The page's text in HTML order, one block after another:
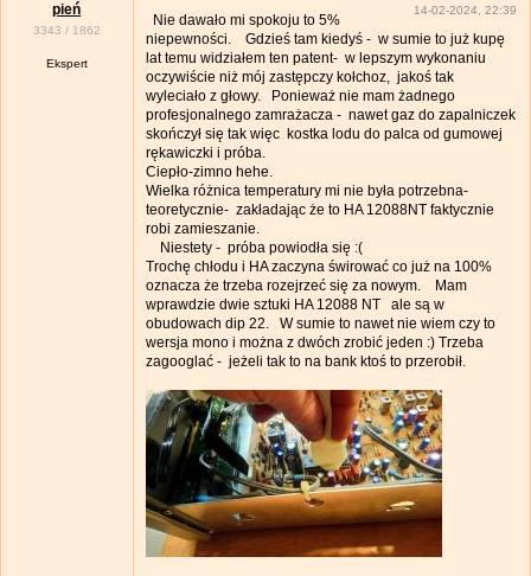
pień
3343 / 1862
Ekspert
14-02-2024, 22:39
Nie dawało mi spokoju to 5%
niepewności. Gdzieś tam kiedyś - w sumie to już kupę
lat temu widziałem ten patent- w lepszym wykonaniu
oczywiście niż mój zastępczy kołchoz, jakoś tak
wyleciało z głowy. Ponieważ nie mam żadnego
profesjonalnego zamrażacza - nawet gaz do zapalniczek
skończył się tak więc kostka lodu do palca od gumowej
rękawiczki i próba.
Ciepło-zimno hehe.
Wielka różnica temperatury mi nie była potrzebna-
teoretycznie- zakładając że to HA 12088NT faktycznie
robi zamieszanie.
Niestety - próba powiodła się :(
Trochę chłodu i HA zaczyna świrować co już na 100%
oznacza że trzeba rozejrzeć się za nowym. Mam
wprawdzie dwie sztuki HA 12088 NT ale są w
obudowach dip 22. W sumie to nawet nie wiem czy to
wersja mono i można z dwóch zrobić jeden :) Trzeba
zagooglać - jeżeli tak to na bank ktoś to przerobił.